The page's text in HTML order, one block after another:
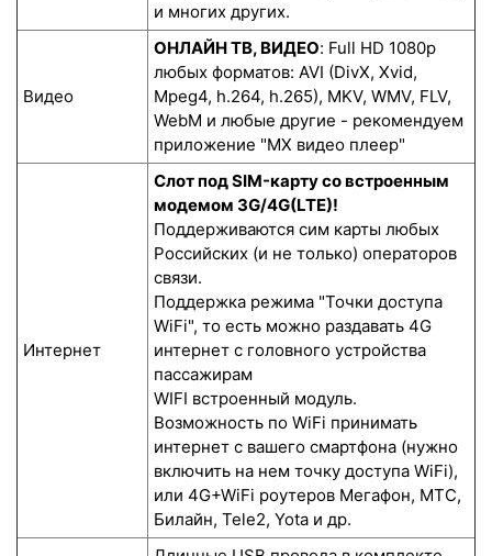
и многих других.
Видео
ОНЛАЙН ТВ, ВИДЕО: Full HD 1080p
любых форматов: AVI (DivX, Xvid,
Mpeg4, h.264, h.265), MKV, WMV, FLV,
WebM и любые другие - рекомендуем
приложение "MX видео плеер"
Интернет
Слот под SIM-карту со встроенным
модемом 3G/4G(LTE)!
Поддерживаются сим карты любых
Российских (и не только) операторов
связи.
Поддержка режима "Точки доступа
WiFi", то есть можно раздавать 4G
интернет с головного устройства
пассажирам
WIFI встроенный модуль.
Возможность по WiFi принимать
интернет с вашего смартфона (нужно
включить на нем точку доступа WiFi),
или 4G+WiFi роутеров Мегафон, МТС,
Билайн, Tele2, Yota и др.